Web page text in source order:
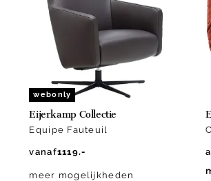
webonly
Eijerkamp Collectie
Equipe Fauteuil
vanaf1119.-
meer mogelijkheden